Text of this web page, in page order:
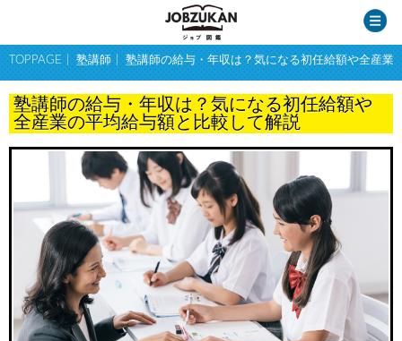
TOPPAGE 塾講師 塾講師の給与・年収は？気になる初任給額や全産業
塾講師の給与・年収は？気になる初任給額や
全産業の平均給与額と比較して解説